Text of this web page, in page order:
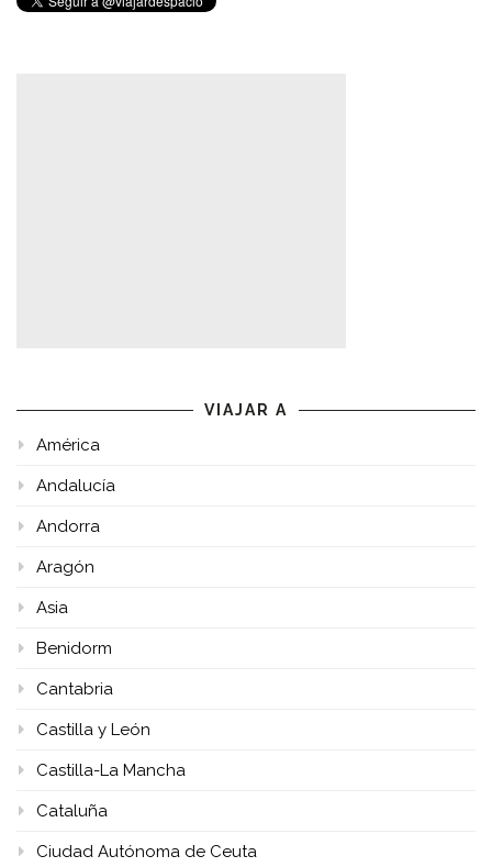
VIAJAR A
América
Andalucía
Andorra
Aragón
Asia
Benidorm
Cantabria
Castilla y León
Castilla-La Mancha
Cataluña
Ciudad Autónoma de Ceuta